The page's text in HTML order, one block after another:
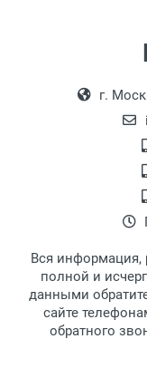
г.
Вся информация,
полной и
данными
сайте
обратного